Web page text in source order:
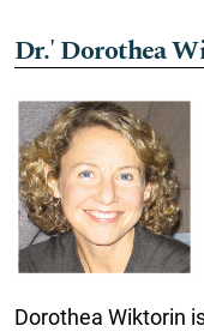
Dr.' Dorothea
Dorothea Wiktorin